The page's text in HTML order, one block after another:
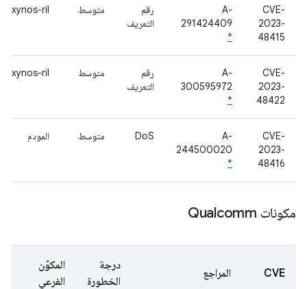
CVE-
2023-
48415
A-
291424409
*
رقم
التعريف
متوسط exynos-ril
CVE-
2023-
48422
A-
300595972
*
رقم
التعريف
متوسط exynos-ril
CVE-
2023-
48416
A-
244500020
*
DoS متوسط المودم
مكونات Qualcomm
CVE المراجع
درجة
الخطورة
المكوّن
الفرعي